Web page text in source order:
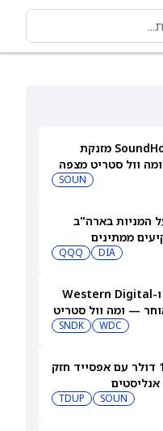
למה מניית SoundHound AI מזנקת
וול סטריט מצפה
SOUN
המניות בארה"ב
ממתינים
DIA
QQQ
למה מניות סנדיסק ו-Western Digital
— ומה וול סטריט
WDC
SNDK
3 מניות מתחת ל-10 דולר עם אפסייד חזק
SOUN
TDUP